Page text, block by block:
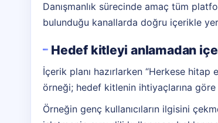
Danışmanlık sürecinde amaç tüm
bulunduğu kanallarda doğru içerikle
Hedef kitleyi anlamadan
İçerik planı hazırlarken “Herkese
örneği; hedef kitlenin ihtiyaçlarına
Örneğin genç kullanıcıların ilgisini